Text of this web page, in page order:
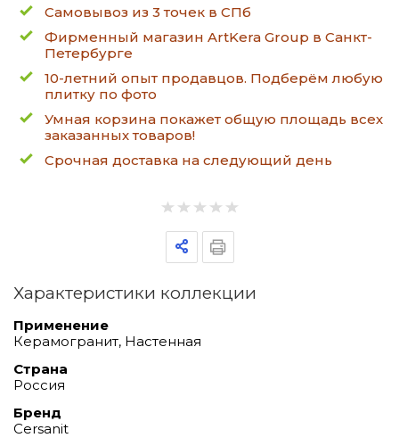
Самовывоз из 3 точек в СПб
Фирменный магазин ArtKera Group в Санкт-
Петербурге
10-летний опыт продавцов. Подберём любую
плитку по фото
Умная корзина покажет общую площадь всех
заказанных товаров!
Срочная доставка на следующий день
Характеристики коллекции
Применение
Керамогранит, Настенная
Страна
Россия
Бренд
Cersanit